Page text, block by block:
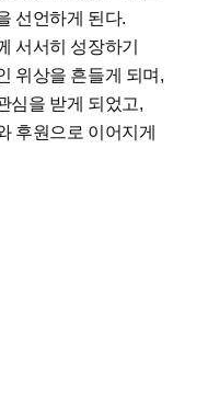
선언하게 된다.
서서히 성장하기
위상을 흔들게 되며,
심을 받게 되었고,
후원으로 이어지게